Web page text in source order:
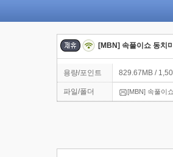
[MBN] 속풀이쇼 동치
용량/포인트 829.67MB /
파일/폴더 [MBN] 속풀이